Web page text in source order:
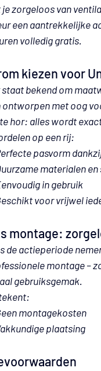
je zorgeloos van
een aantrekkelijke
volledig gratis.
kiezen voor
staat bekend om
ontworpen met oog
hor: alles wordt
op een rij:
pasvorm
materialen
in gebruik
voor vrijwel
montage:
de actieperiode
montage –
gebruiksgemak.
montagekosten
plaatsing